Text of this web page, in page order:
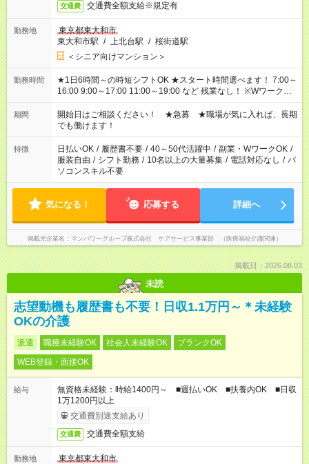
交通費 交通費全額支給※規定有
勤務地
東京都東大和市
東大和市駅 / 上北台駅 / 桜街道駅
＜シニア向けマンション＞
勤務時間
★1日6時間～の時短シフトOK ★スタート時間選べます！ 7:00～
16:00 9:00～17:00 11:00～19:00 など 残業なし！ ※Wワークの
場合、他のお仕事と合わせ週40時間超の就業はご案内できませ
ん ※法令に基づき、週20時間以上勤務は社会保険への加入対象
となります ※労働者派遣法（日雇い派遣の原則禁止）により、
短時間・短期間の就業はご案内が難しい場合があります
期間
開始日はご相談ください！ ★急募 ★職場が気に入れば、長期
でも働けます！
特徴 日払いOK / 履歴書不要 / 40～50代活躍中 / 副業・WワークOK /
服装自由 / シフト勤務 / 10名以上の大量募集 / 電話対応なし / パ
ソコンスキル不要
気になる！ 応募する 詳細へ
掲載元企業名 マンパワーグループ株式会社 ケアサービス事業部 （医療福祉介護関連）
掲載日：2026.08.03
未読
志望動機も履歴書も不要！日収1.1万円～＊未経験
OKの介護
派遣 職種未経験OK 社会人未経験OK
ブランクOK
WEB登録・面接OK
給与
無資格未経験：時給1400円～ ■週払いOK ■扶養内OK ■日収
1万1200円以上
交通費別途支給あり
交通費 交通費全額支給
勤務地
東京都東大和市